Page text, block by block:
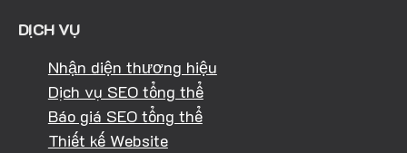
DỊCH VỤ
Nhận diện thương hiệu
Dịch vụ SEO tổng thể
Báo giá SEO tổng thể
Thiết kế Website